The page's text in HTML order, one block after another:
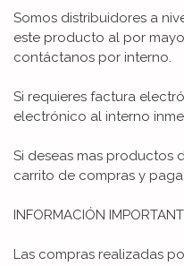
Somos distribuidores a
este producto al por
contáctanos por interno.
Si requieres factura
electrónico al interno
Si deseas mas productos
carrito de compras y
INFORMACIÓN
Las compras realizadas